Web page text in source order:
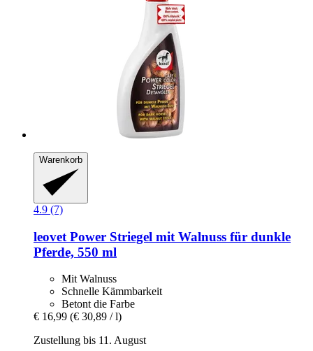
Warenkorb
4.9 (7)
leovet Power Striegel mit Walnuss für dunkle
Pferde, 550 ml
Mit Walnuss
Schnelle Kämmbarkeit
Betont die Farbe
€ 16,99 (€ 30,89 / l)
Zustellung bis 11. August